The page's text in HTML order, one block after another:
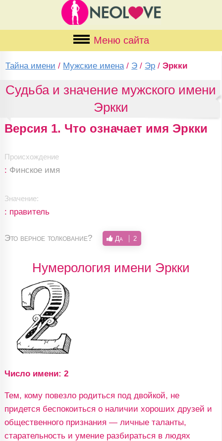
Меню сайта
Тайна имени / Мужские имена / Э / Эр /Эркки
Судьба и значение мужского имени
Эркки
Версия 1. Что означает имя Эркки
Происхождение
: Финское имя
Значение:
: правитель
Это верное толкование? Да 2
Нумерология имени Эркки
Число имени: 2
Тем, кому повезло родиться под двойкой, не
придется беспокоиться о наличии хороших друзей и
общественного признания — личные таланты,
старательность и умение разбираться в людях